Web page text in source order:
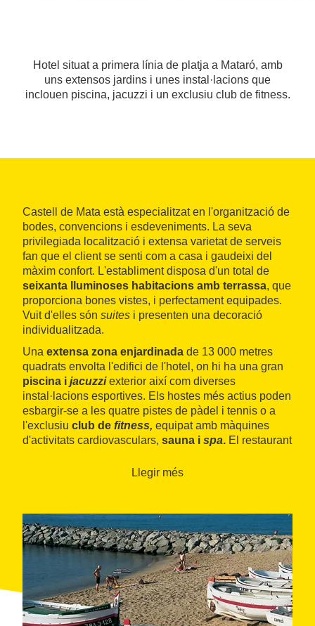
Hotel situat a primera línia de platja a Mataró, amb
uns extensos jardins i unes instal·lacions que
inclouen piscina, jacuzzi i un exclusiu club de fitness.
Castell de Mata està especialitzat en l'organització de
bodes, convencions i esdeveniments. La seva
privilegiada localització i extensa varietat de serveis
fan que el client se senti com a casa i gaudeixi del
màxim confort. L'establiment disposa d'un total de
seixanta lluminoses habitacions amb terrassa, que
proporciona bones vistes, i perfectament equipades.
Vuit d'elles són suites i presenten una decoració
individualitzada.
Una extensa zona enjardinada de 13 000 metres
quadrats envolta l'edifici de l'hotel, on hi ha una gran
piscina i jacuzzi exterior així com diverses
instal·lacions esportives. Els hostes més actius poden
esbargir-se a les quatre pistes de pàdel i tennis o a
l'exclusiu club de fitness, equipat amb màquines
d'activitats cardiovasculars, sauna i spa. El restaurant
amb productes de primera qualitat.
Llegir més